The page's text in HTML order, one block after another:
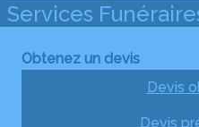
Services
Obtenez un devis
Devis
Devis